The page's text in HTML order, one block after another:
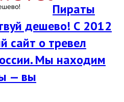
Пираты
дешево! С 2012
сайт о тревел
Мы находим
— вы